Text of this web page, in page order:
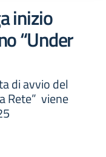
inizio
“Under
di avvio del
Rete” viene